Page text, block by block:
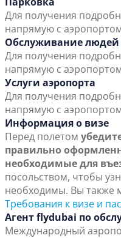
Для получения
напрямую с
Обслуживание
Для получения
напрямую с
Услуги аэропорта
Для получения
напрямую с
Информация о визе
Перед полетом
правильно
необходимые для
посольством, чтобы
необходимы. Вы также
Требования к визе и
Агент flydubai по
Международный